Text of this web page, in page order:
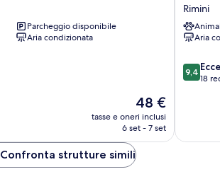
Parcheggio disponibile
Aria condizionata
Il
prezzo
attuale
48 €
48 €
tasse e oneri inclusi
6 set - 7 set
Rimini
Rimini
Aria
9.4
su
9,4
18
Confronta strutture simili